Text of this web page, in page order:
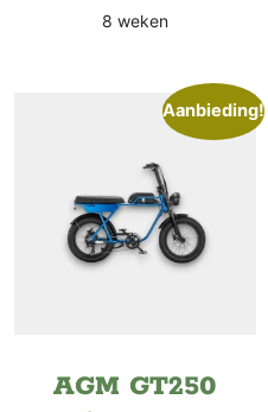
8 weken
Aanbieding!
AGM GT250